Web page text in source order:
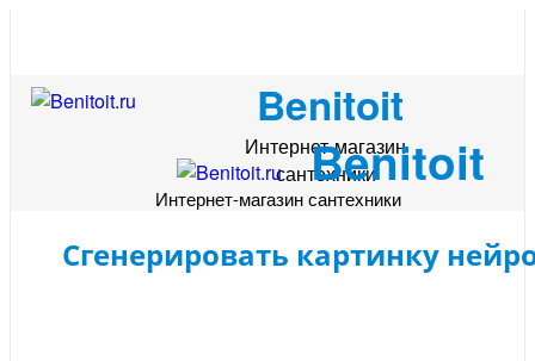
Benitoit
Интернет-магазин
сантехники
Benitoit
Интернет-магазин сантехники
Сгенерировать картинку